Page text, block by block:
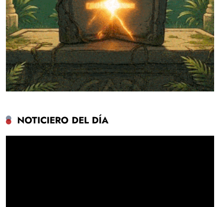
NOTICIERO DEL DÍA